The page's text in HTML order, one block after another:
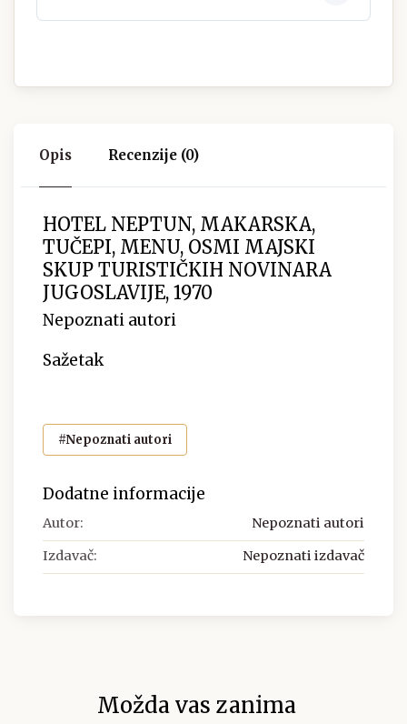
Opis Recenzije (0)
HOTEL NEPTUN, MAKARSKA,
TUČEPI, MENU, OSMI MAJSKI
SKUP TURISTIČKIH NOVINARA
JUGOSLAVIJE, 1970
Nepoznati autori
Sažetak
#Nepoznati autori
Dodatne informacije
Autor: Nepoznati autori
Izdavač: Nepoznati izdavač
Možda vas zanima